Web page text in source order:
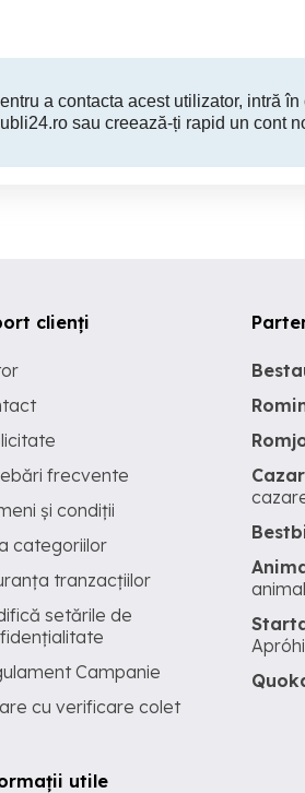
a contacta acest utilizator, intră în
sau creează-ți rapid un cont
clienți
frecvente
și condiții
categoriilor
tranzacțiilor
setările de
Campanie
cu verificare colet
utile